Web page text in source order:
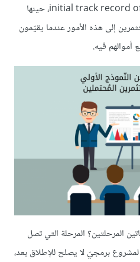
يدفعون initial track record of paying customers، حينها
إلى هذه الأمور عندما يقيّمون
فيه.
المرحلتين؟ المرحلة التي تصل
لمشروع برمجيّ لا يصلح للإطلاق بعد،